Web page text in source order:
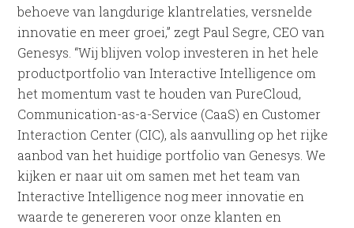
behoeve van langdurige klantrelaties, versnelde
innovatie en meer groei,” zegt Paul Segre, CEO van
Genesys. “Wij blijven volop investeren in het hele
productportfolio van Interactive Intelligence om
het momentum vast te houden van PureCloud,
Communication-as-a-Service (CaaS) en Customer
Interaction Center (CIC), als aanvulling op het rijke
aanbod van het huidige portfolio van Genesys. We
kijken er naar uit om samen met het team van
Interactive Intelligence nog meer innovatie en
waarde te genereren voor onze klanten en